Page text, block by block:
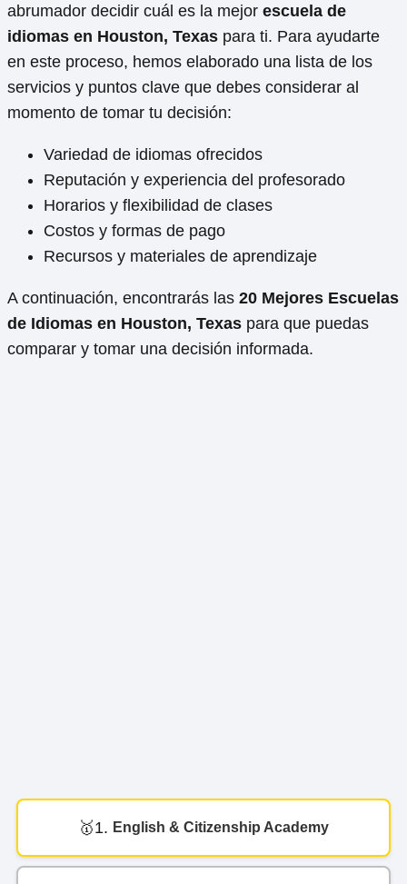
abrumador decidir cuál es la mejor escuela de
idiomas en Houston, Texas para ti. Para ayudarte
en este proceso, hemos elaborado una lista de los
servicios y puntos clave que debes considerar al
momento de tomar tu decisión:
Variedad de idiomas ofrecidos
Reputación y experiencia del profesorado
Horarios y flexibilidad de clases
Costos y formas de pago
Recursos y materiales de aprendizaje
A continuación, encontrarás las 20 Mejores Escuelas
de Idiomas en Houston, Texas para que puedas
comparar y tomar una decisión informada.
1. English & Citizenship Academy